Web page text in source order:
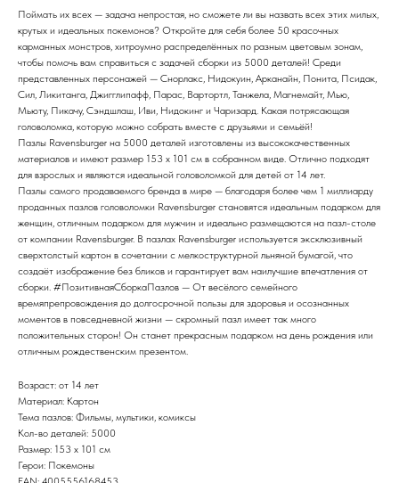
Поймать их всех — задача непростая, но сможете ли вы назвать всех этих милых,
крутых и идеальных покемонов? Откройте для себя более 50 красочных
карманных монстров, хитроумно распределённых по разным цветовым зонам,
чтобы помочь вам справиться с задачей сборки из 5000 деталей! Среди
представленных персонажей — Снорлакс, Нидокуин, Арканайн, Понита, Псидак,
Сил, Ликитанга, Джигглипафф, Парас, Вартортл, Танжела, Магнемайт, Мью,
Мьюту, Пикачу, Сэндшлаш, Иви, Нидокинг и Чаризард. Какая потрясающая
головоломка, которую можно собрать вместе с друзьями и семьёй!
Пазлы Ravensburger на 5000 деталей изготовлены из высококачественных
материалов и имеют размер 153 x 101 см в собранном виде. Отлично подходят
для взрослых и являются идеальной головоломкой для детей от 14 лет.
Пазлы самого продаваемого бренда в мире — благодаря более чем 1 миллиарду
проданных пазлов головоломки Ravensburger становятся идеальным подарком для
женщин, отличным подарком для мужчин и идеально размещаются на пазл-столе
от компании Ravensburger. В пазлах Ravensburger используется эксклюзивный
сверхтолстый картон в сочетании с мелкоструктурной льняной бумагой, что
создаёт изображение без бликов и гарантирует вам наилучшие впечатления от
сборки. #ПозитивнаяСборкаПазлов — От весёлого семейного
времяпрепровождения до долгосрочной пользы для здоровья и осознанных
моментов в повседневной жизни — скромный пазл имеет так много
положительных сторон! Он станет прекрасным подарком на день рождения или
отличным рождественским презентом.
Возраст: от 14 лет
Материал: Картон
Тема пазлов: Фильмы, мультики, комиксы
Кол-во деталей: 5000
Размер: 153 x 101 см
Герои: Покемоны